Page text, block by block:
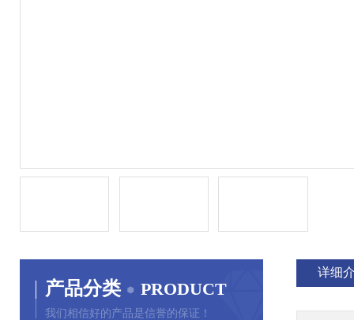
产品分类 PRODUCT
我们相信好的产品是信誉的保证！
详细